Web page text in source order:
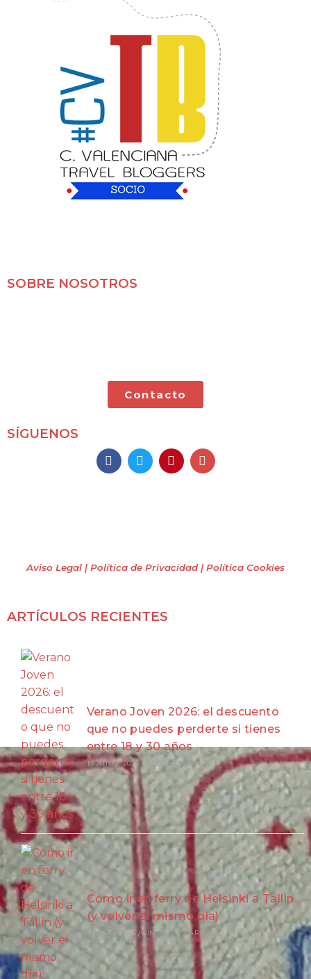
SOBRE NOSOTROS
Contacto
SÍGUENOS
Aviso Legal | Política de Privacidad | Política Cookies
ARTÍCULOS RECIENTES
Verano Joven 2026: el descuento
que no puedes perderte si tienes
entre 18 y 30 años
18 JUNIO, 2026 / 32 COMENTARIOS
Cómo ir en ferry de Helsinki a Tallin
(y volver el mismo día)
3 JUNIO, 2026 / SIN COMENTARIOS